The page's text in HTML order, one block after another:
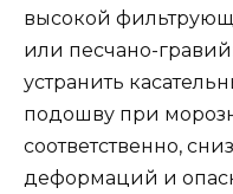
высокой
или песчано-
устранить
подошву при
соответственно,
деформаций и